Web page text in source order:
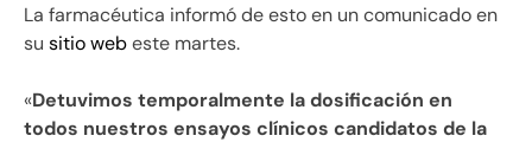
La farmacéutica informó de esto en un comunicado en
su sitio webeste martes.
«Detuvimos temporalmente la dosificación en
todos nuestros ensayos clínicos candidatos de la